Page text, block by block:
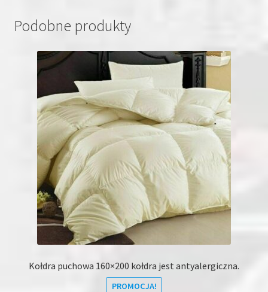
Podobne produkty
Kołdra puchowa 160×200 kołdra jest antyalergiczna.
PROMOCJA!